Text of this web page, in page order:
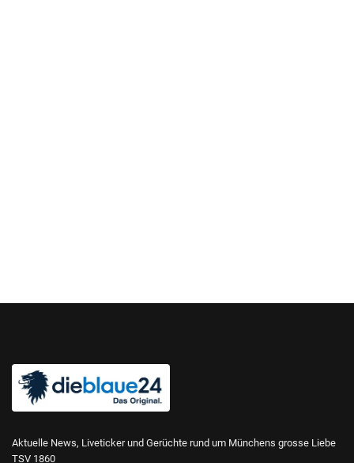
Aktuelle News, Liveticker und Gerüchte rund um Münchens grosse Liebe
TSV 1860